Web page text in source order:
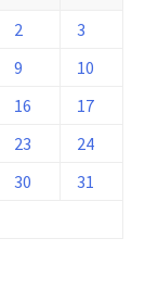
2
3
9
10
16
17
23
24
30 31